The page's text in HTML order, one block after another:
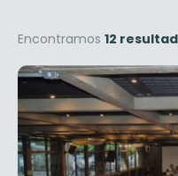
Encontramos 12